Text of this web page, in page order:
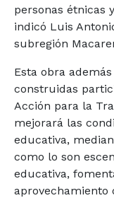
personas étnicas
indicó Luis
subregión
Esta obra
construidas
Acción para la
mejorará las
educativa,
como lo son
educativa,
aprovechamiento